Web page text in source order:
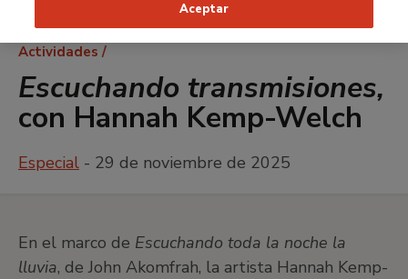
Ruta
de
navegación
Actividades
Escuchando transmisiones,
con Hannah Kemp-Welch
Especial - 29 de noviembre de 2025
En el marco de Escuchando toda la noche la
lluvia, de John Akomfrah, la artista Hannah Kemp-
Aceptar